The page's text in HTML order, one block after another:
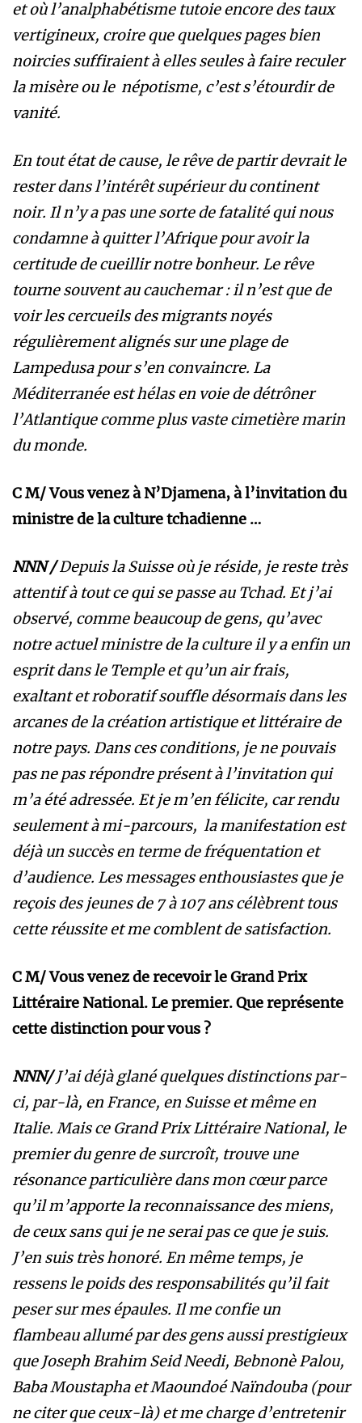
et où l’analphabétisme tutoie encore des taux
vertigineux, croire que quelques pages bien
noircies suffiraient à elles seules à faire reculer
la misère ou le népotisme, c’est s’étourdir de
vanité.
En tout état de cause, le rêve de partir devrait le
rester dans l’intérêt supérieur du continent
noir. Il n’y a pas une sorte de fatalité qui nous
condamne à quitter l’Afrique pour avoir la
certitude de cueillir notre bonheur. Le rêve
tourne souvent au cauchemar : il n’est que de
voir les cercueils des migrants noyés
régulièrement alignés sur une plage de
Lampedusa pour s’en convaincre. La
Méditerranée est hélas en voie de détrôner
l’Atlantique comme plus vaste cimetière marin
du monde.
C M/ Vous venez à N’Djamena, à l’invitation du
ministre de la culture tchadienne …
NNN /Depuis la Suisse où je réside, je reste très
attentif à tout ce qui se passe au Tchad. Et j’ai
observé, comme beaucoup de gens, qu’avec
notre actuel ministre de la culture il y a enfin un
esprit dans le Temple et qu’un air frais,
exaltant et roboratif souffle désormais dans les
arcanes de la création artistique et littéraire de
notre pays. Dans ces conditions, je ne pouvais
pas ne pas répondre présent à l’invitation qui
m’a été adressée. Et je m’en félicite, car rendu
seulement à mi-parcours, la manifestation est
déjà un succès en terme de fréquentation et
d’audience. Les messages enthousiastes que je
reçois des jeunes de 7 à 107 ans célèbrent tous
cette réussite et me comblent de satisfaction.
C M/ Vous venez de recevoir le Grand Prix
Littéraire National. Le premier. Que représente
cette distinction pour vous ?
NNN/J’ai déjà glané quelques distinctions par-
ci, par-là, en France, en Suisse et même en
Italie. Mais ce Grand Prix Littéraire National, le
premier du genre de surcroît, trouve une
résonance particulière dans mon cœur parce
qu’il m’apporte la reconnaissance des miens,
de ceux sans qui je ne serai pas ce que je suis.
J’en suis très honoré. En même temps, je
ressens le poids des responsabilités qu’il fait
peser sur mes épaules. Il me confie un
flambeau allumé par des gens aussi prestigieux
que Joseph Brahim Seid Needi, Bebnonè Palou,
Baba Moustapha et Maoundoé Naïndouba (pour
ne citer que ceux-là) et me charge d’entretenir